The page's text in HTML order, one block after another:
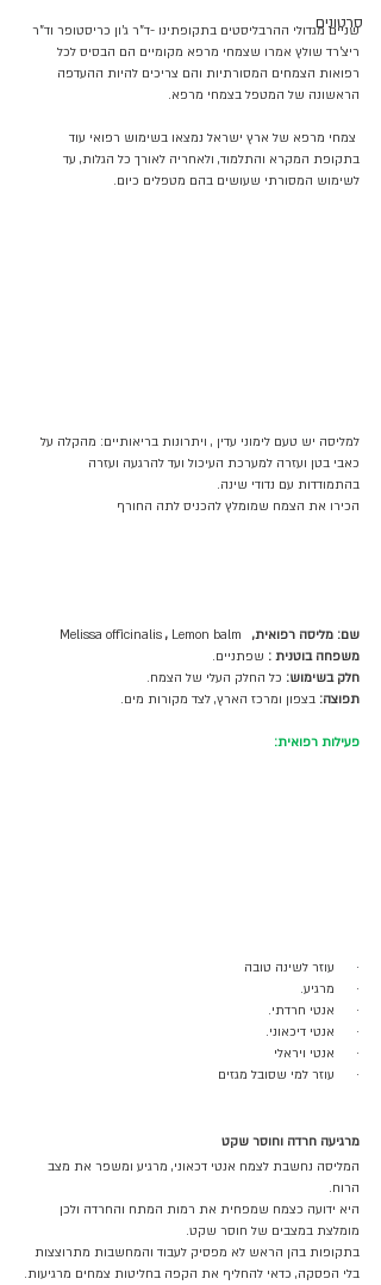
סרטונים
שניים מגדולי ההרבליסטים בתקופתינו -ד"ר ג'ון כריסטופר וד"ר
ריצ'רד שולץ אמרו שצמחי מרפא מקומיים הם הבסיס לכל
רפואות הצמחים המסורתיות והם צריכים להיות ההעדפה
הראשונה של המטפל בצמחי מרפא.
צמחי מרפא של ארץ ישראל נמצאו בשימוש רפואי עוד
בתקופת המקרא והתלמוד, ולאחריה לאורך כל הגלות, עד
לשימוש המסורתי שעושים בהם מטפלים כיום.
למליסה יש טעם לימוני עדין , ויתרונות בריאותיים: מהקלה על
כאבי בטן ועזרה למערכת העיכול ועד להרגעה ועזרה
בהתמודדות עם נדודי שינה.
הכירו את הצמח שמומלץ להכניס לתה החורף
שם: מליסה רפואית, Melissa officinalis , Lemon balm
משפחה בוטנית : שפתניים.
חלק בשימוש: כל החלק העלי של הצמח.
תפוצה: בצפון ומרכז הארץ, לצד מקורות מים.
פעילות רפואית:
·      עוזר לשינה טובה
·      מרגיע.
·      אנטי חרדתי.
·      אנטי דיכאוני.
·      אנטי ויראלי
·      עוזר למי שסובל מגזים
מרגיעה חרדה וחוסר שקט
המליסה נחשבת לצמח אנטי דכאוני, מרגיע ומשפר את מצב
הרוח.
היא ידועה כצמח שמפחית את רמות המתח והחרדה ולכן
מומלצת במצבים של חוסר שקט.
בתקופות בהן הראש לא מפסיק לעבוד והמחשבות מתרוצצות
בלי הפסקה, כדאי להחליף את הקפה בחליטות צמחים מרגיעות.